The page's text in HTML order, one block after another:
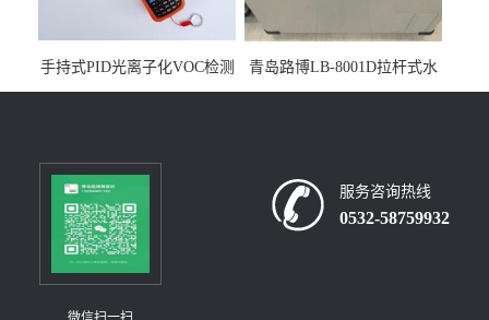
手持式PID光离子化VOC检测
仪（挥发性有机物设备）
青岛路博LB-8001D拉杆式水
质采样器
服务咨询热线
0532-58759932